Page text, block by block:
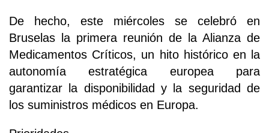
De hecho, este miércoles se celebró en
Bruselas la primera reunión de la Alianza de
Medicamentos Críticos, un hito histórico en la
autonomía estratégica europea para
garantizar la disponibilidad y la seguridad de
los suministros médicos en Europa.